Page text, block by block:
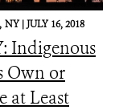
NY |JULY 16, 2018
Indigenous
Own or
at Least